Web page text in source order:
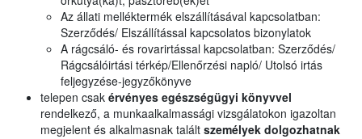
Az állati melléktermék elszállításával kapcsolatban:
Szerződés/ Elszállítással kapcsolatos bizonylatok
A rágcsáló- és rovarirtással kapcsolatban: Szerződés/
Rágcsálóirtási térkép/Ellenőrzési napló/ Utolsó irtás
feljegyzése-jegyzőkönyve
telepen csak érvényes egészségügyi könyvvel
rendelkező, a munkaalkalmassági vizsgálatokon igazoltan
megjelent és alkalmasnak talált személyek dolgozhatnak